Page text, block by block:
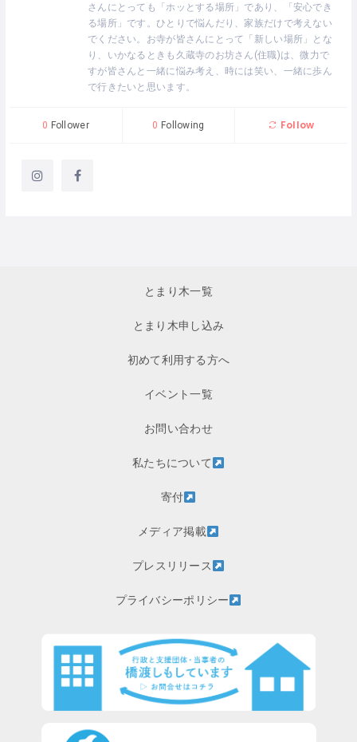
さんにとっても「ホッとする場所」であり、「安心でき
る場所」です。ひとりで悩んだり、家族だけで考えない
でください。お寺が皆さんにとって「新しい場所」とな
り、いかなるときも久蔵寺のお坊さん(住職)は、微力で
すが皆さんと一緒に悩み考え、時には笑い、一緒に歩ん
で行きたいと思います。
0 Follower 0 Following Follow
とまり木一覧
とまり木申し込み
初めて利用する方へ
イベント一覧
お問い合わせ
私たちについて
寄付
メディア掲載
プレスリリース
プライバシーポリシー